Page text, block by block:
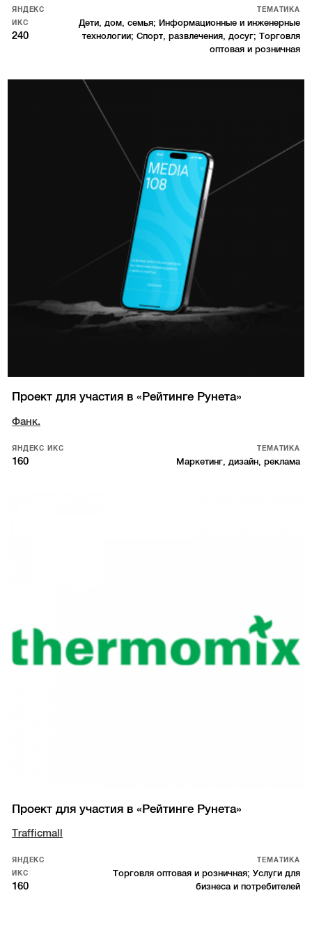
ЯНДЕКС
ИКС
240
ТЕМАТИКА
Дети, дом, семья; Информационные и инженерные
технологии; Спорт, развлечения, досуг; Торговля
оптовая и розничная
Проект для участия в «Рейтинге Рунета»
Фанк.
ЯНДЕКС ИКС
160
ТЕМАТИКА
Маркетинг, дизайн, реклама
Проект для участия в «Рейтинге Рунета»
Trafficmall
ЯНДЕКС
ИКС
160
ТЕМАТИКА
Торговля оптовая и розничная; Услуги для
бизнеса и потребителей